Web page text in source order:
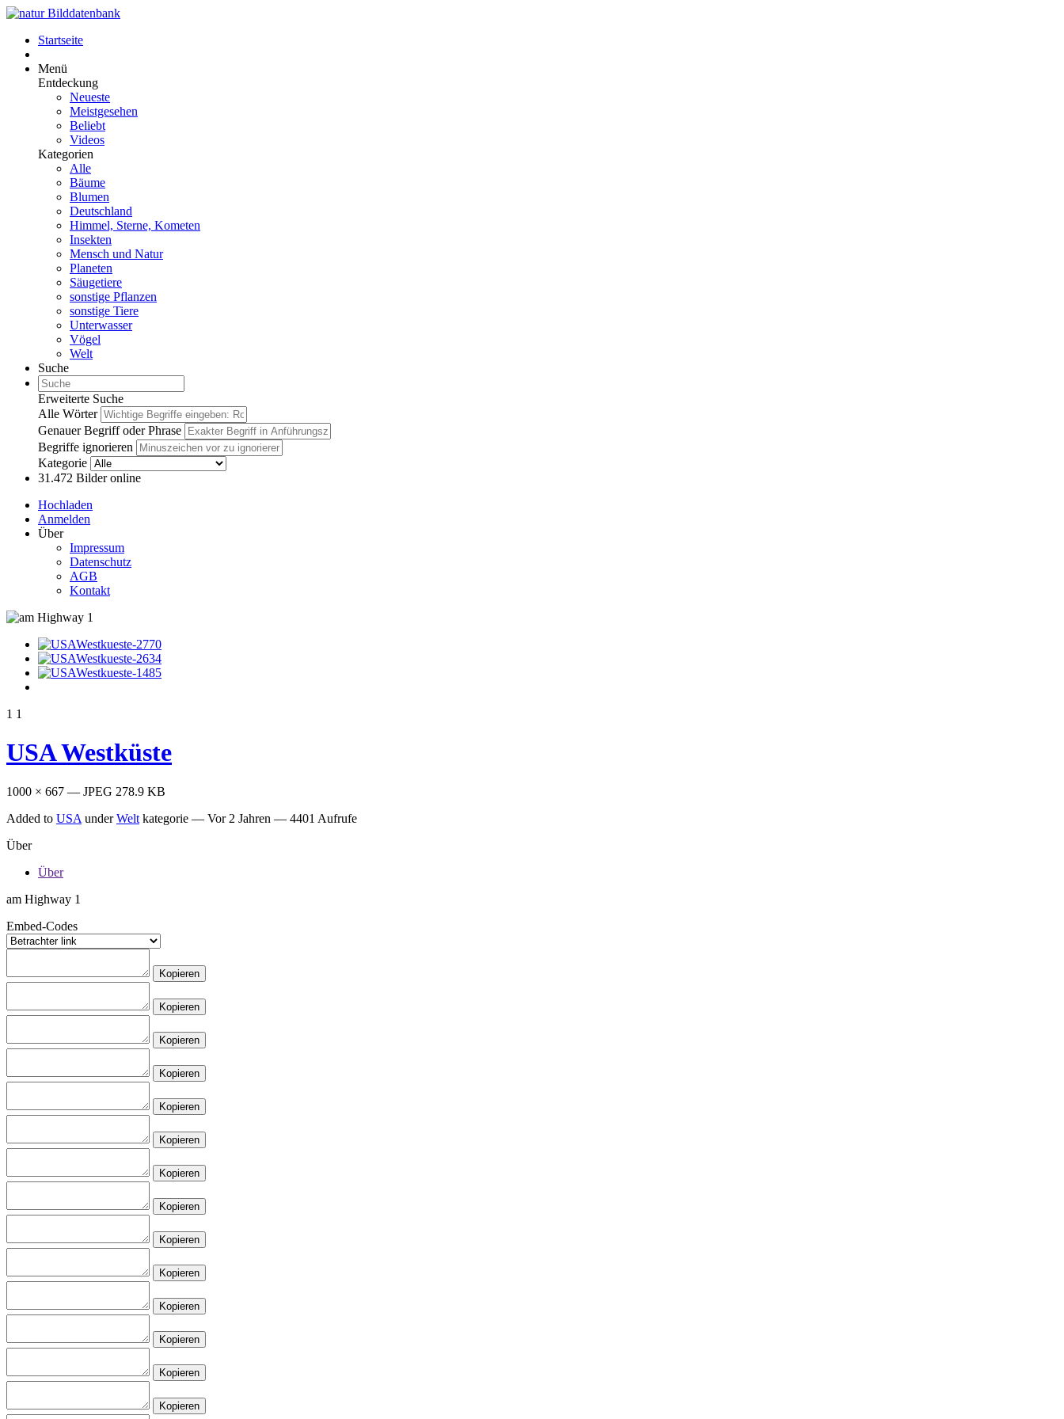
Startseite
Menü
Entdeckung
Neueste
Meistgesehen
Beliebt
Videos
Kategorien
Alle
Bäume
Blumen
Deutschland
Himmel, Sterne, Kometen
Insekten
Mensch und Natur
Planeten
Säugetiere
sonstige Pflanzen
sonstige Tiere
Unterwasser
Vögel
Welt
Suche
Erweiterte Suche
Alle Wörter
Genauer Begriff oder Phrase
Begriffe ignorieren
Kategorie
31.472 Bilder online
Hochladen
Anmelden
Über
Impressum
Datenschutz
AGB
Kontakt
1 1
USA Westküste
1000 × 667 — JPEG 278.9 KB
Added to USA underWelt kategorie — Vor 2 Jahren — 4401 Aufrufe
Über
Über
am Highway 1
Embed-Codes
Kopieren
Kopieren
Kopieren
Kopieren
Kopieren
Kopieren
Kopieren
Kopieren
Kopieren
Kopieren
Kopieren
Kopieren
Kopieren
Kopieren